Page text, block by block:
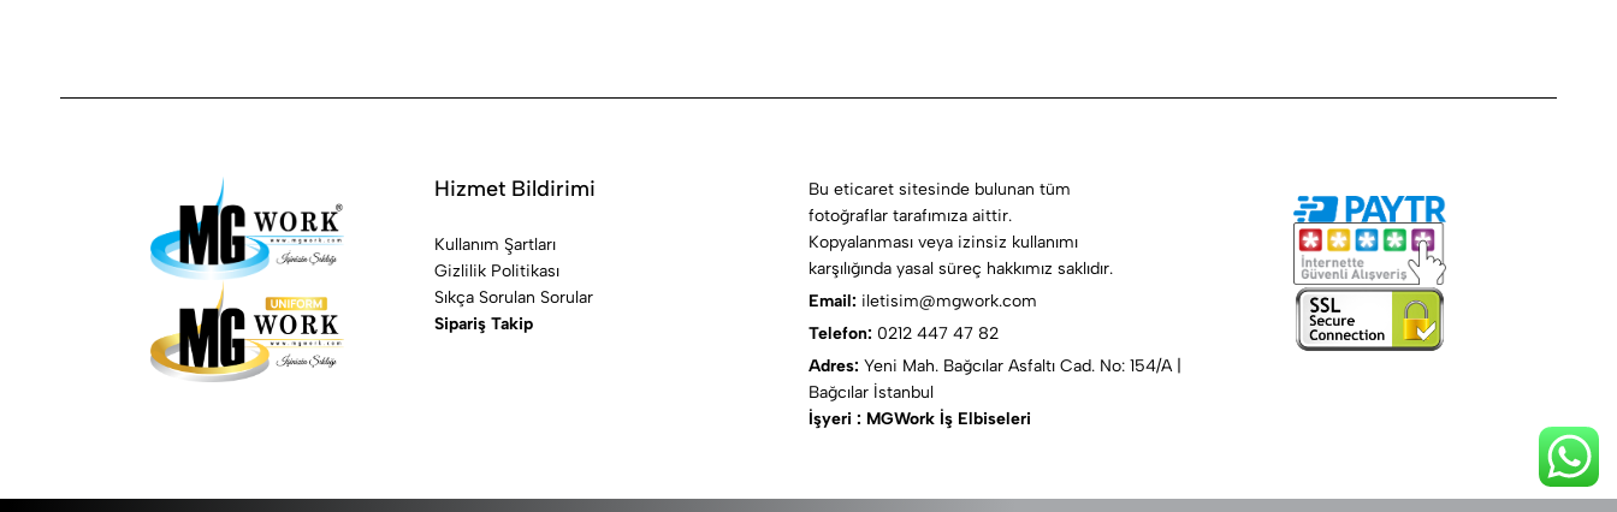
Hizmet Bildirimi
Kullanım Şartları
Gizlilik Politikası
Sıkça Sorulan Sorular
Sipariş Takip
Bu eticaret sitesinde bulunan tüm
fotoğraflar tarafımıza aittir.
Kopyalanması veya izinsiz kullanımı
karşılığında yasal süreç hakkımız saklıdır.
Email: iletisim@mgwork.com
Telefon: 0212 447 47 82
Adres: Yeni Mah. Bağcılar Asfaltı Cad. No: 154/A |
Bağcılar İstanbul
İşyeri : MGWork İş Elbiseleri